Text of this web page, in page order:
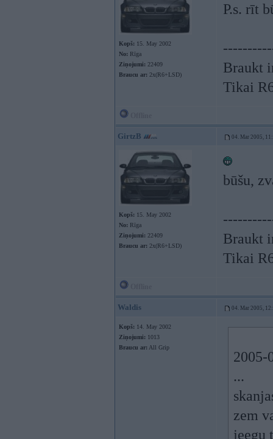
Kopš: 15. May 2002
No: Rīga
Ziņojumi: 22409
Braucu ar: 2x(R6+LSD)
P.s. rīt
Braukt
Tikai
GirtzB 04. Mar 2005,
Kopš: 15. May 2002
No: Rīga
Ziņojumi: 22409
Braucu ar: 2x(R6+LSD)
būšu,
Braukt
Tikai
Waldis 04. Mar 2005,
Kopš: 14. May 2002
Ziņojumi: 1013
Braucu ar: All Grip
2005-
...
zem
jeegu